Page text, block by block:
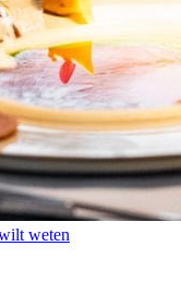
weten